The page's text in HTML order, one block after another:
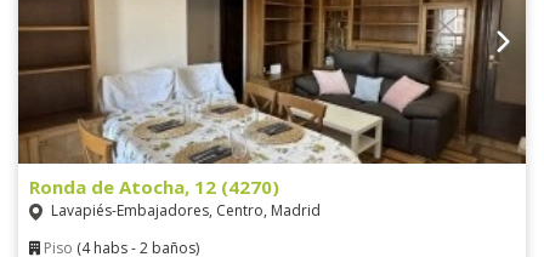
Ronda de Atocha, 12 (4270)
Lavapiés-Embajadores, Centro, Madrid
Piso (4 habs - 2 baños)